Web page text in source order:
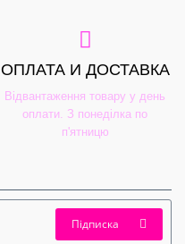
ОПЛАТА И ДОСТАВКА
Відвантаження товару у день
оплати. З понеділка по
п'ятницю
Підписка